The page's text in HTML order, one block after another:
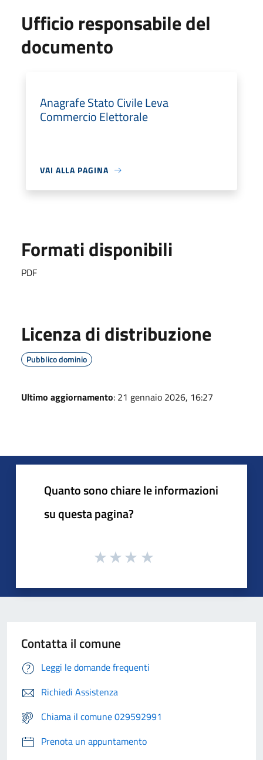
Ufficio responsabile del
documento
Anagrafe Stato Civile Leva
Commercio Elettorale
VAI ALLA PAGINA
Formati disponibili
PDF
Licenza di distribuzione
Pubblico dominio
Ultimo aggiornamento: 21 gennaio 2026, 16:27
Quanto sono chiare le informazioni
su questa pagina?
Contatta il comune
Leggi le domande frequenti
Richiedi Assistenza
Chiama il comune 029592991
Prenota un appuntamento